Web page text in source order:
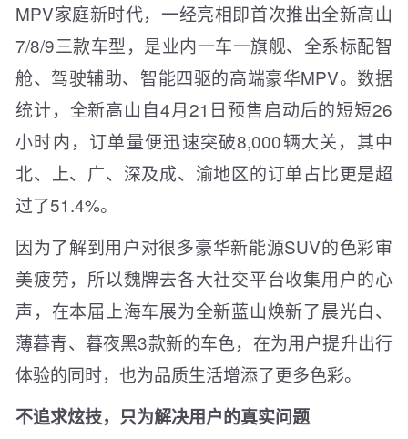
MPV家庭新时代，一经亮相即首次推出全新高山
7/8/9三款车型，是业内一车一旗舰、全系标配智
舱、驾驶辅助、智能四驱的高端豪华MPV。数据
统计，全新高山自4月21日预售启动后的短短26
小时内，订单量便迅速突破8,000辆大关，其中
北、上、广、深及成、渝地区的订单占比更是超
过了51.4%。
因为了解到用户对很多豪华新能源SUV的色彩审
美疲劳，所以魏牌去各大社交平台收集用户的心
声，在本届上海车展为全新蓝山焕新了晨光白、
薄暮青、暮夜黑3款新的车色，在为用户提升出行
体验的同时，也为品质生活增添了更多色彩。
不追求炫技，只为解决用户的真实问题